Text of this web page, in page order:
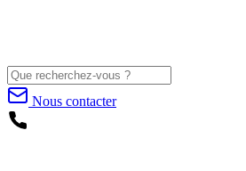
Nous contacter